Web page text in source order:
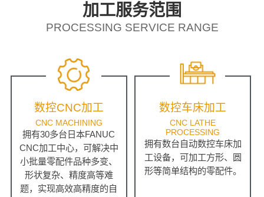
加工服务范围
PROCESSING SERVICE RANGE
数控CNC加工
CNC MACHINING
拥有30多台日本FANUC
CNC加工中心，可解决中
小批量零配件品种多变、
形状复杂、精度高等难
题，实现高效高精度的自
数控车床加工
CNC LATHE
PROCESSING
拥有数台自动数控车床加
工设备，可加工方形、圆
形等简单结构的零配件。